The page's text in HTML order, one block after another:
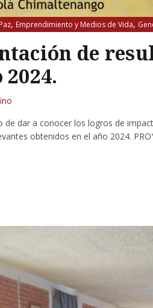
, Emprendimiento y Medios de Vida,
de
de dar a conocer los logros de
obtenidos en el año 2024.